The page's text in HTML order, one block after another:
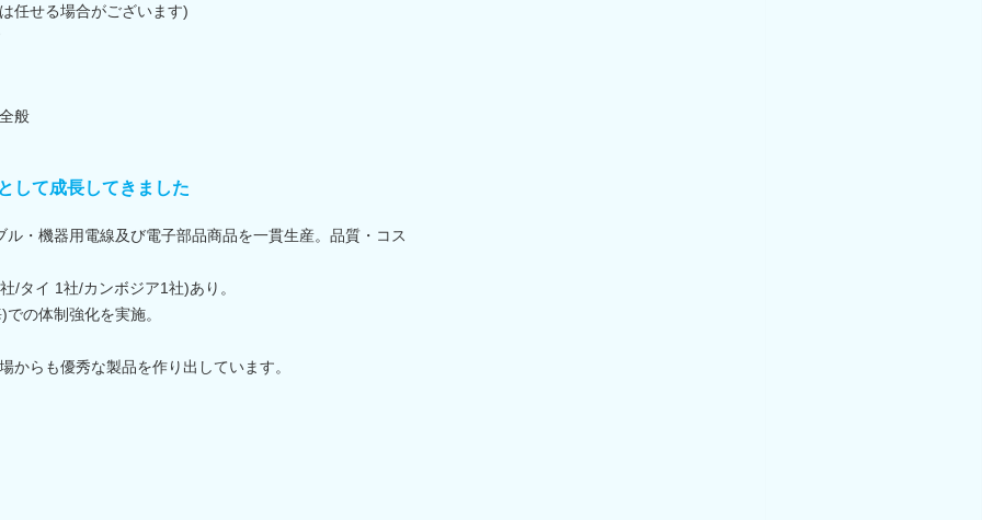
せる場合がございます)
般
して成長してきました
・機器用電線及び電子部品商品を一貫生産。品質・コス
/タイ 1社/カンボジア1社)あり。
の体制強化を実施。
からも優秀な製品を作り出しています。